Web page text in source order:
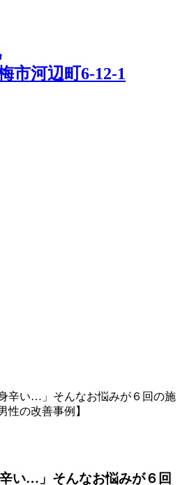
市河辺町6-12-1
辛い…」そんなお悩みが６回の施
性の改善事例】
い…」そんなお悩みが６回